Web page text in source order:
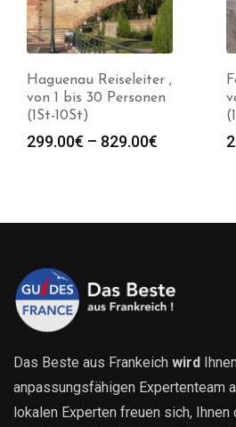
Haguenau Reiseleiter ,
von 1 bis 30 Personen
(1St-10St)
299.00€ – 829.00€
Das Beste aus Frankeich wird
anpassungsfähigen Expertenteam
lokalen Experten freuen sich,